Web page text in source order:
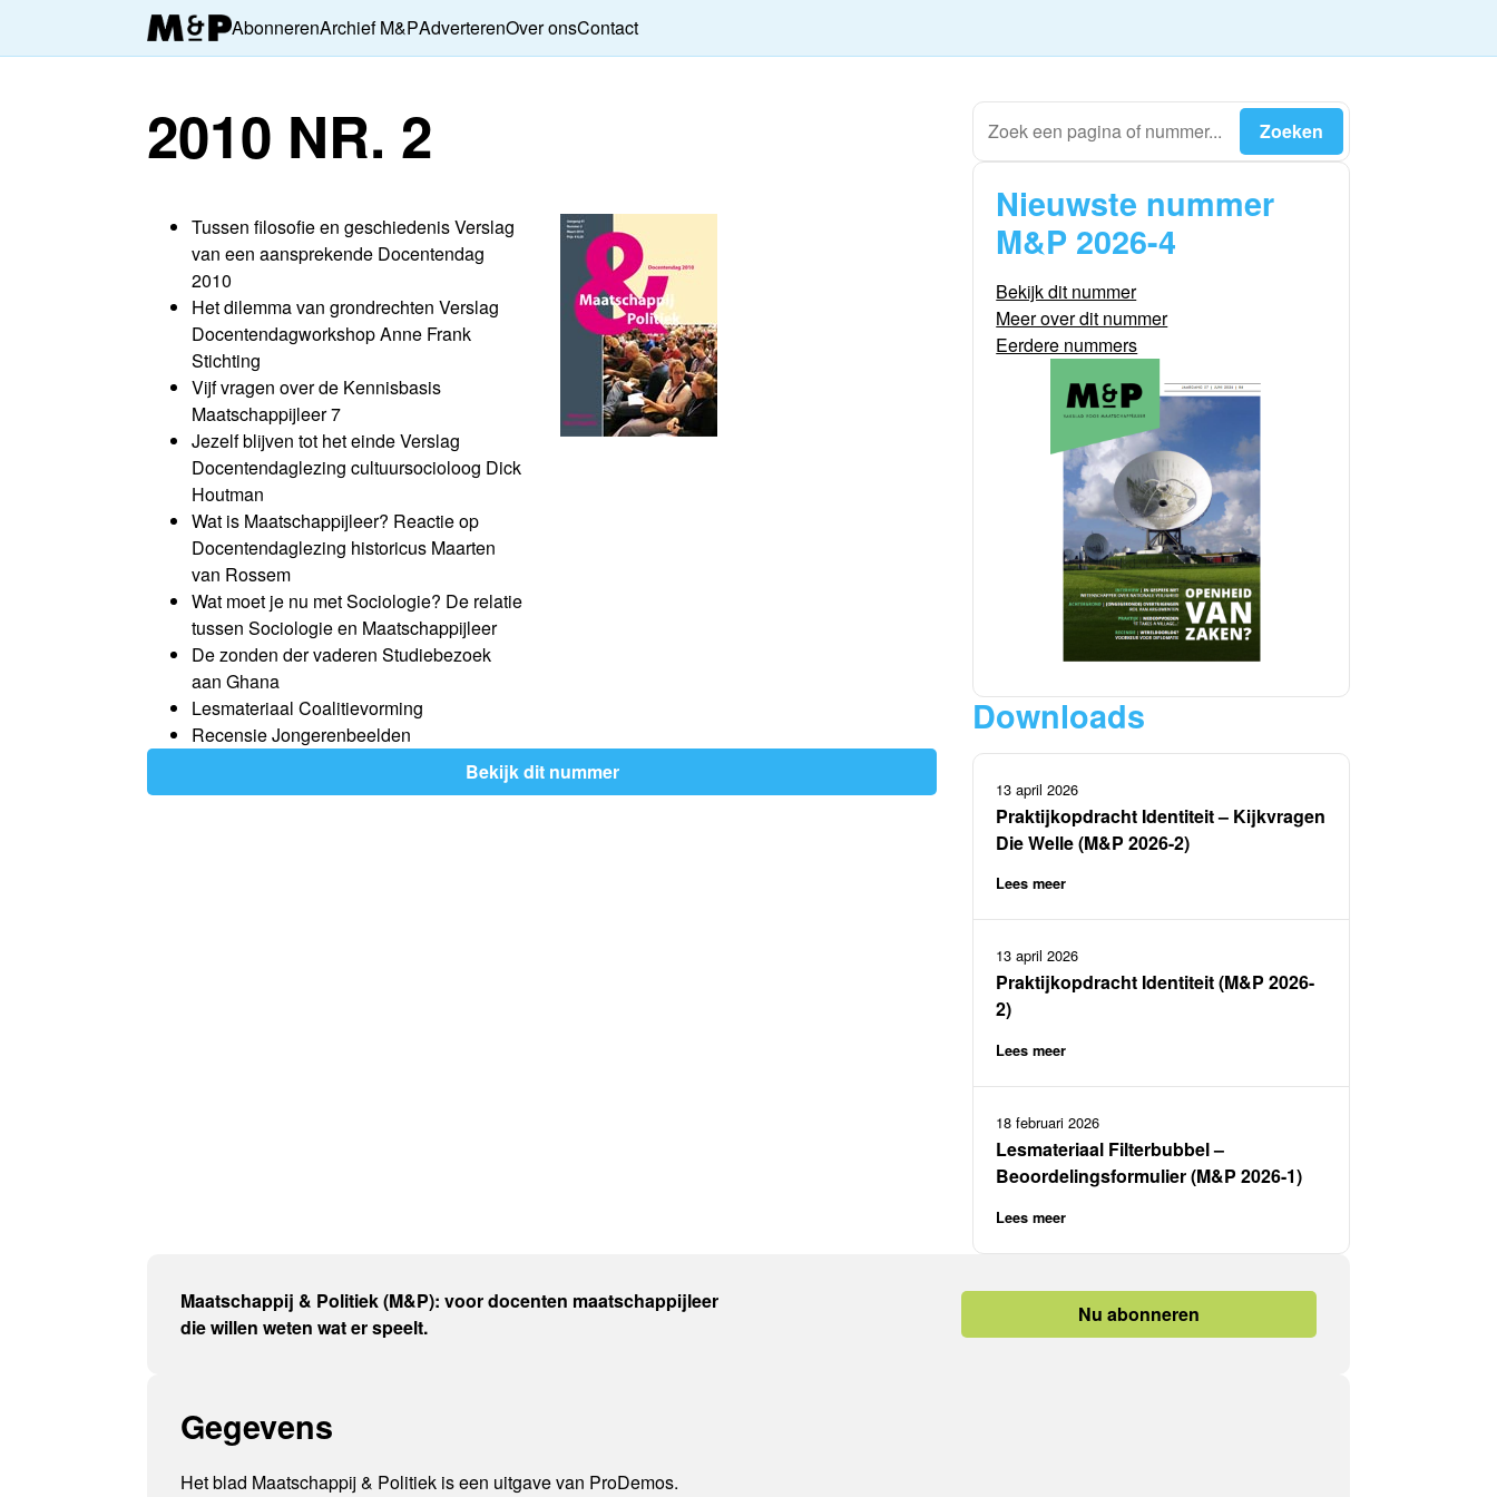
AbonnerenArchief M&PAdverterenOver onsContact
2010 NR. 2
Tussen filosofie en geschiedenis Verslag
van een aansprekende Docentendag
2010
Het dilemma van grondrechten Verslag
Docentendagworkshop Anne Frank
Stichting
Vijf vragen over de Kennisbasis
Maatschappijleer 7
Jezelf blijven tot het einde Verslag
Docentendaglezing cultuursocioloog Dick
Houtman
Wat is Maatschappijleer? Reactie op
Docentendaglezing historicus Maarten
van Rossem
Wat moet je nu met Sociologie? De relatie
tussen Sociologie en Maatschappijleer
De zonden der vaderen Studiebezoek
aan Ghana
Lesmateriaal Coalitievorming
Recensie Jongerenbeelden
Bekijk dit nummer
Nieuwste nummer
M&P 2026-4
Bekijk dit nummer
Meer over dit nummer
Eerdere nummers
Downloads
13 april 2026
Praktijkopdracht Identiteit – Kijkvragen
Die Welle (M&P 2026-2)
Lees meer
13 april 2026
Praktijkopdracht Identiteit (M&P 2026-
2)
Lees meer
18 februari 2026
Lesmateriaal Filterbubbel –
Beoordelingsformulier (M&P 2026-1)
Lees meer
Maatschappij & Politiek (M&P): voor docenten maatschappijleer
die willen weten wat er speelt.
Nu abonneren
Gegevens
Het blad Maatschappij & Politiek is een uitgave van ProDemos.